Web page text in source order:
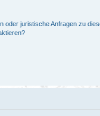
oder juristische Anfragen zu